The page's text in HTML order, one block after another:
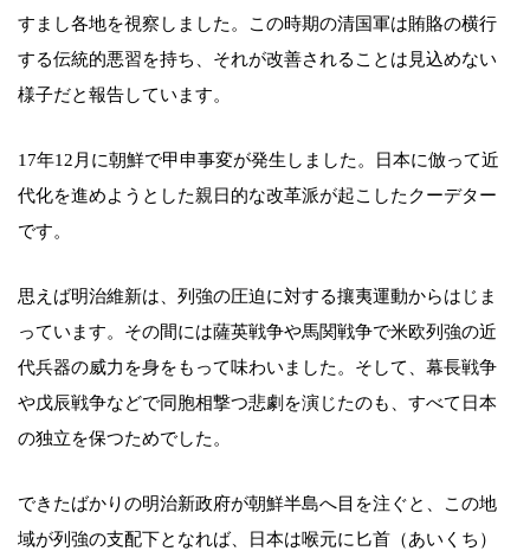
すまし各地を視察しました。この時期の清国軍は賄賂の横行
する伝統的悪習を持ち、それが改善されることは見込めない
様子だと報告しています。
17年12月に朝鮮で甲申事変が発生しました。日本に倣って近
代化を進めようとした親日的な改革派が起こしたクーデター
です。
思えば明治維新は、列強の圧迫に対する攘夷運動からはじま
っています。その間には薩英戦争や馬関戦争で米欧列強の近
代兵器の威力を身をもって味わいました。そして、幕長戦争
や戊辰戦争などで同胞相撃つ悲劇を演じたのも、すべて日本
の独立を保つためでした。
できたばかりの明治新政府が朝鮮半島へ目を注ぐと、この地
域が列強の支配下となれば、日本は喉元に匕首（あいくち）